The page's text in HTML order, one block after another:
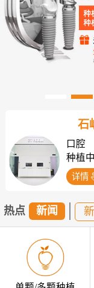
石
口腔
种植
详情
热点 新闻 新
佳节享好礼! ?? ??